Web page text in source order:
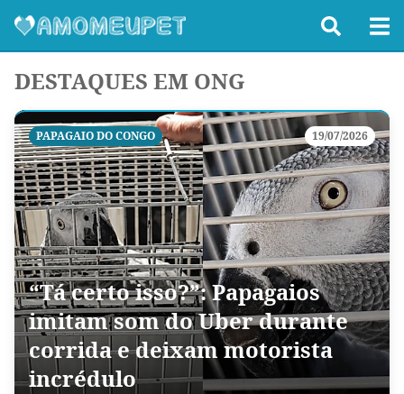
DESTAQUES EM ONG
PAPAGAIO DO CONGO 19/07/2026
“Tá certo isso?”: Papagaios
imitam som do Uber durante
corrida e deixam motorista
incrédulo